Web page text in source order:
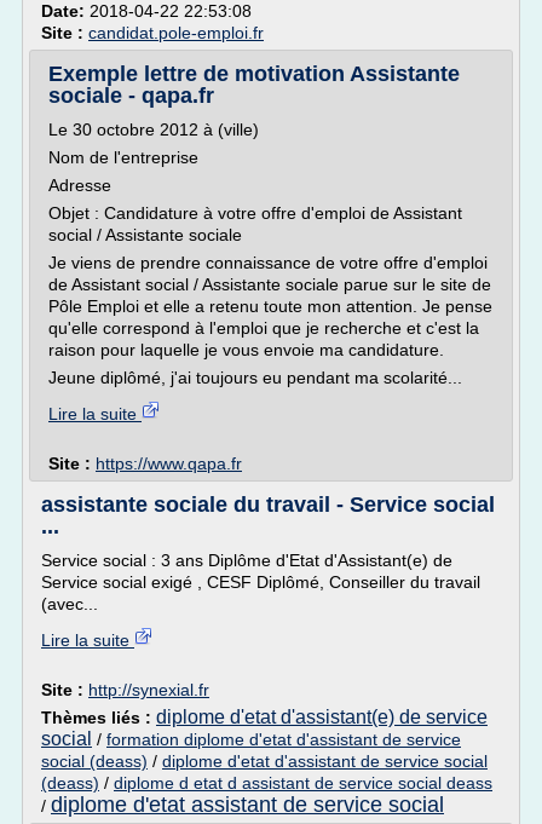
Date: 2018-04-22 22:53:08
Site : candidat.pole-emploi.fr
Exemple lettre de motivation Assistante
sociale - qapa.fr
Le 30 octobre 2012 à (ville)
Nom de l'entreprise
Adresse
Objet : Candidature à votre offre d'emploi de Assistant
social / Assistante sociale
Je viens de prendre connaissance de votre offre d'emploi
de Assistant social / Assistante sociale parue sur le site de
Pôle Emploi et elle a retenu toute mon attention. Je pense
qu'elle correspond à l'emploi que je recherche et c'est la
raison pour laquelle je vous envoie ma candidature.
Jeune diplômé, j'ai toujours eu pendant ma scolarité...
Lire la suite
Site : https://www.qapa.fr
assistante sociale du travail - Service social
...
Service social : 3 ans Diplôme d'Etat d'Assistant(e) de
Service social exigé , CESF Diplômé, Conseiller du travail
(avec...
Lire la suite
Site : http://synexial.fr
Thèmes liés : diplome d'etat d'assistant(e) de service
social / formation diplome d'etat d'assistant de service
social (deass) / diplome d'etat d'assistant de service social
(deass) / diplome d etat d assistant de service social deass
/ diplome d'etat assistant de service social